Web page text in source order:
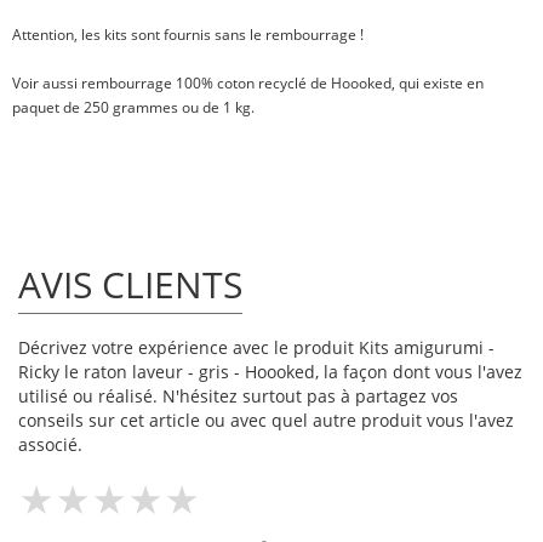
Attention, les kits sont fournis sans le rembourrage !
Voir aussi rembourrage 100% coton recyclé de Hoooked, qui existe en
paquet de 250 grammes oude 1 kg.
AVIS CLIENTS
Décrivez votre expérience avec le produit Kits amigurumi -
Ricky le raton laveur - gris - Hoooked, la façon dont vous l'avez
utilisé ou réalisé. N'hésitez surtout pas à partagez vos
conseils sur cet article ou avec quel autre produit vous l'avez
associé.